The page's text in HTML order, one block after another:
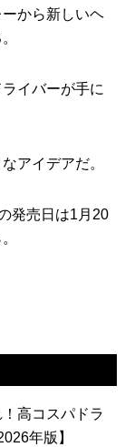
から新しいヘ
イバーが手に
アイデアだ。
発売日は1月20
高コスパドラ
年版】